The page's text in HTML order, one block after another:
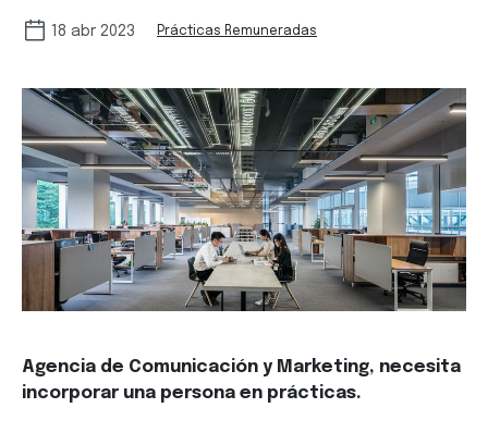
18 abr 2023 Prácticas Remuneradas
Agencia de Comunicación y Marketing, necesita
incorporar una persona en prácticas.